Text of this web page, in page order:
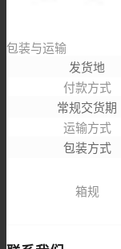
包装与运输
发货地
付款方式
常规交货期
运输方式
包装方式
箱规